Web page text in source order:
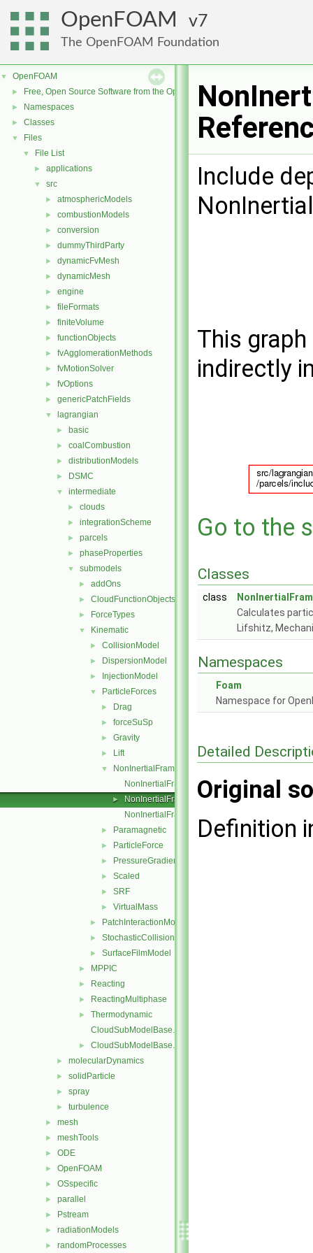
OpenFOAM 7
The OpenFOAM Foundation
▼ OpenFOAM
► Free, Open Source Software from the OpenFOAM Foundation
► Namespaces
► Classes
▼ Files
▼ File List
► applications
▼ src
► atmosphericModels
► combustionModels
► conversion
► dummyThirdParty
► dynamicFvMesh
► dynamicMesh
► engine
► fileFormats
► finiteVolume
► functionObjects
► fvAgglomerationMethods
► fvMotionSolver
► fvOptions
► genericPatchFields
▼ lagrangian
► basic
► coalCombustion
► distributionModels
► DSMC
▼ intermediate
► clouds
► integrationScheme
► parcels
► phaseProperties
▼ submodels
► addOns
► CloudFunctionObjects
► ForceTypes
▼ Kinematic
► CollisionModel
► DispersionModel
► InjectionModel
▼ ParticleForces
► Drag
► forceSuSp
► Gravity
► Lift
▼
NonInertialFrame
NonInertialFrameForce.C
►
NonInertialFrameForce.H
NonInertialFrameForceI.H
► Paramagnetic
► ParticleForce
► PressureGradient
► Scaled
► SRF
► VirtualMass
► PatchInteractionModel
► StochasticCollision
► SurfaceFilmModel
► MPPIC
► Reacting
► ReactingMultiphase
►
Thermodynamic
CloudSubModelBase.C
► CloudSubModelBase.H
► molecularDynamics
► solidParticle
► spray
► turbulence
► mesh
► meshTools
► ODE
► OpenFOAM
► OSspecific
► parallel
► Pstream
► radiationModels
► randomProcesses
Include
This
indirectly
Go to the
Classes
class
Calculates
Lifshitz,
Namespaces
Foam
Namespace for
Detailed
Original
Definition